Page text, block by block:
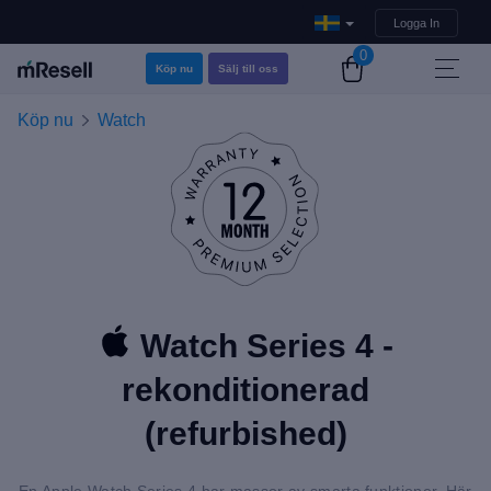
Logga In
Köp nu Sälj till oss
0
Köp nu Watch
Watch Series 4 -
rekonditionerad
(refurbished)